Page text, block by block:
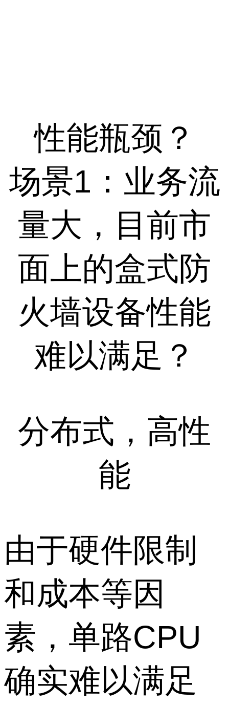
性能瓶颈？
场景1：业务流
量大，目前市
面上的盒式防
火墙设备性能
难以满足？
分布式，高性
能
由于硬件限制
和成本等因
素，单路CPU
确实难以满足